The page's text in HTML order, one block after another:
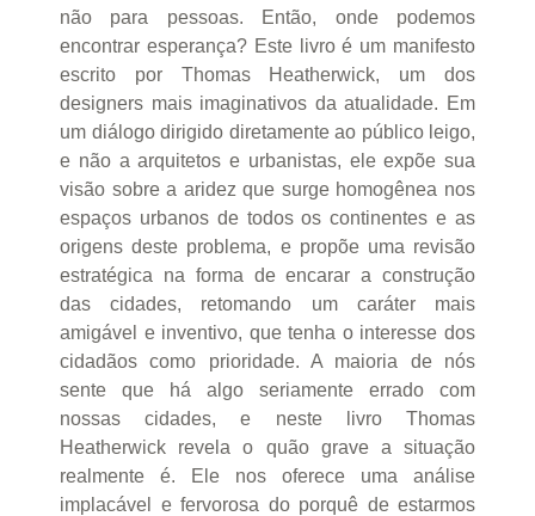
não para pessoas. Então, onde podemos
encontrar esperança? Este livro é um manifesto
escrito por Thomas Heatherwick, um dos
designers mais imaginativos da atualidade. Em
um diálogo dirigido diretamente ao público leigo,
e não a arquitetos e urbanistas, ele expõe sua
visão sobre a aridez que surge homogênea nos
espaços urbanos de todos os continentes e as
origens deste problema, e propõe uma revisão
estratégica na forma de encarar a construção
das cidades, retomando um caráter mais
amigável e inventivo, que tenha o interesse dos
cidadãos como prioridade. A maioria de nós
sente que há algo seriamente errado com
nossas cidades, e neste livro Thomas
Heatherwick revela o quão grave a situação
realmente é. Ele nos oferece uma análise
implacável e fervorosa do porquê de estarmos